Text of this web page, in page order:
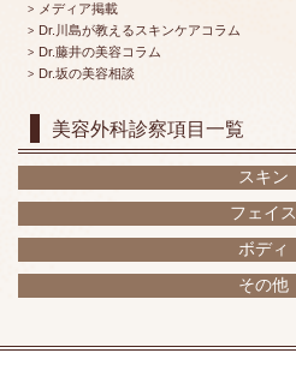
メディア掲載
Dr.川島が教えるスキンケアコラム
Dr.藤井の美容コラム
Dr.坂の美容相談
美容外科診察項目一覧
スキン
フェイス
ボディ
その他